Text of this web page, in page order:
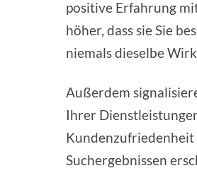
positive Erfahrung
höher, dass sie Sie
niemals dieselbe
Außerdem
Ihrer
Kundenzufriedenheit
Suchergebnissen